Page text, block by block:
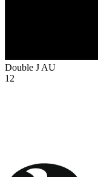
Double J AU
12